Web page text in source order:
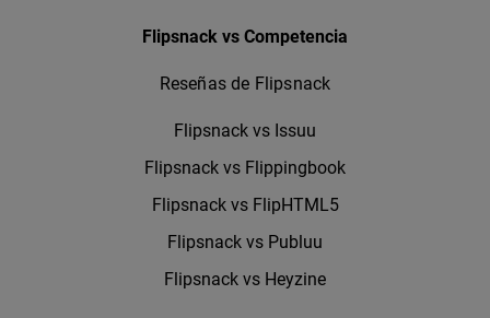
Flipsnack vs Competencia
Reseñas de Flipsnack
Flipsnack vs Issuu
Flipsnack vs Flippingbook
Flipsnack vs FlipHTML5
Flipsnack vs Publuu
Flipsnack vs Heyzine